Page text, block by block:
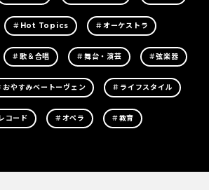
＃Hot Topics ＃オーケストラ
＃歌＆合唱 ＃舞台・演芸 ＃弦楽器
おやすみベートーヴェン ＃ライフスタイル
コード ＃オペラ ＃教育